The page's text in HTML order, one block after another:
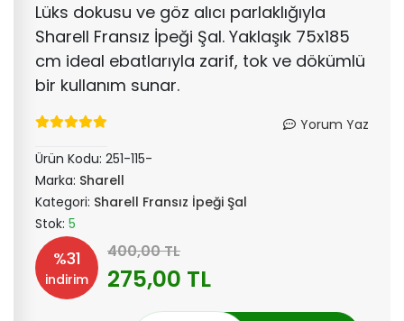
Lüks dokusu ve göz alıcı parlaklığıyla
Sharell Fransız İpeği Şal. Yaklaşık 75x185
cm ideal ebatlarıyla zarif, tok ve dökümlü
bir kullanım sunar.
Yorum Yaz
Ürün Kodu: 251-115-
Marka: Sharell
Kategori: Sharell Fransız İpeği Şal
Stok: 5
%31
indirim
400,00 TL
275,00 TL